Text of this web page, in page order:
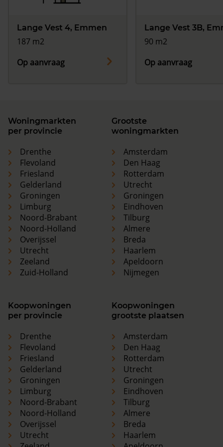
Lange Vest 4, Emmen
187 m2
Op aanvraag
Lange Vest 3B,
90 m2
Op aanvraag
Woningmarkten
per provincie
Drenthe
Flevoland
Friesland
Gelderland
Groningen
Limburg
Noord-Brabant
Noord-Holland
Overijssel
Utrecht
Zeeland
Zuid-Holland
Grootste
woningmarkten
Amsterdam
Den Haag
Rotterdam
Utrecht
Groningen
Eindhoven
Tilburg
Almere
Breda
Haarlem
Apeldoorn
Nijmegen
Koopwoningen
per provincie
Drenthe
Flevoland
Friesland
Gelderland
Groningen
Limburg
Noord-Brabant
Noord-Holland
Overijssel
Utrecht
Koopwoningen
grootste plaatsen
Amsterdam
Den Haag
Rotterdam
Utrecht
Groningen
Eindhoven
Tilburg
Almere
Breda
Haarlem